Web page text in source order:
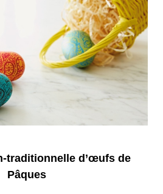
traditionnelle d’œufs de
Pâques